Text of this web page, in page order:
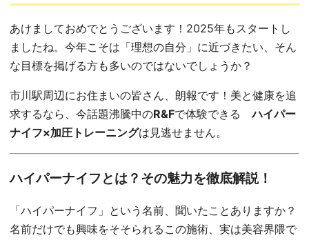
あけましておめでとうございます！2025年もスタートし
ましたね。今年こそは「理想の自分」に近づきたい、そん
な目標を掲げる方も多いのではないでしょうか？
市川駅周辺にお住まいの皆さん、朗報です！美と健康を追
求するなら、今話題沸騰中のR&Fで体験できるハイパー
ナイフ×加圧トレーニングは見逃せません。
ハイパーナイフとは？その魅力を徹底解説！
「ハイパーナイフ」という名前、聞いたことありますか？
名前だけでも興味をそそられるこの施術、実は美容界隈で